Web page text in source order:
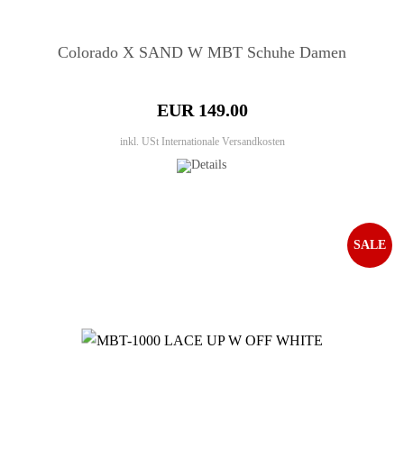
Colorado X SAND W MBT Schuhe Damen
EUR 149.00
inkl. USt Internationale Versandkosten
SALE